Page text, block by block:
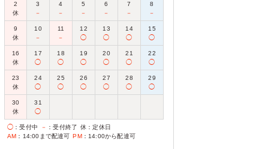
2
休
3
－
4
－
5
－
6
－
7
－
8
－
9
休
10
－
11
－
12
◯
13
◯
14
◯
15
◯
16
休
17
◯
18
◯
19
◯
20
◯
21
◯
22
◯
23
休
24
◯
25
◯
26
◯
27
◯
28
◯
29
◯
30
休
31
◯
◯ ：受付中 － ：受付終了 休 ：定休日
AM ：14:00まで配達可 PM：14:00から配達可